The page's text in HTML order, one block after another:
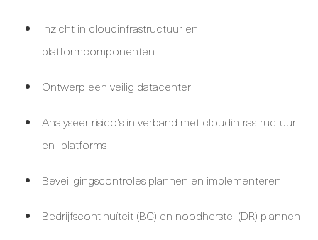
Inzicht in cloudinfrastructuur en
platformcomponenten
Ontwerp een veilig datacenter
Analyseer risico's in verband met cloudinfrastructuur
en -platforms
Beveiligingscontroles plannen en implementeren
Bedrijfscontinuïteit (BC) en noodherstel (DR) plannen